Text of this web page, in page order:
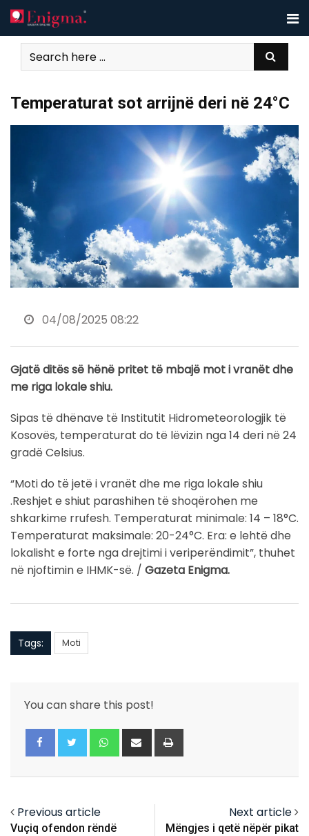
Skip
to
content
Temperaturat sot arrijnë deri në 24°C
04/08/2025 08:22
Gjatë ditës së hënë pritet të mbajë mot i vranët dhe
me riga lokale shiu.
Sipas të dhënave të Institutit Hidrometeorologjik të
Kosovës, temperaturat do të lëvizin nga 14 deri në 24
gradë Celsius.
“Moti do të jetë i vranët dhe me riga lokale shiu
.Reshjet e shiut parashihen të shoqërohen me
shkarkime rrufesh. Temperaturat minimale: 14 – 18°C.
Temperaturat maksimale: 20-24°C. Era: e lehtë dhe
lokalisht e forte nga drejtimi i veriperëndimit”, thuhet
në njoftimin e IHMK-së. / Gazeta Enigma.
Tags: Moti
You can share this post!
Whatsapp
Share
via
Previous article
Vuçiq ofendon rëndë
Next article
Mëngjes i qetë nëpër pikat